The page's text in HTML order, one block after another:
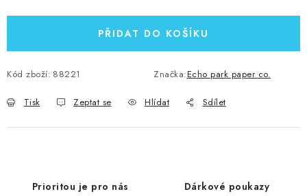
PŘIDAT DO KOŠÍKU
Kód zboží: 88221 Značka:Echo park paper co.
Tisk Zeptat se Hlídat Sdílet
Prioritou je pro nás Dárkové poukazy